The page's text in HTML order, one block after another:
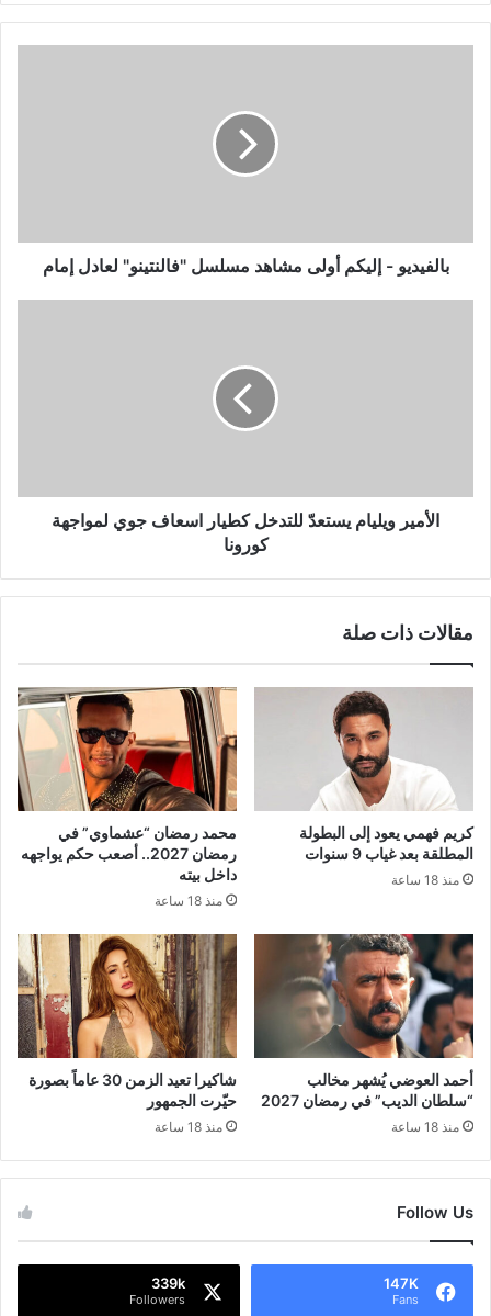
إمام
بالفيديو - إليكم أولى مشاهد مسلسل "فالنتينو" لعادل إمام
كورونا
الأمير ويليام يستعدّ للتدخل كطيار اسعاف جوي لمواجهة
كورونا
مقالات ذات صلة
كريم فهمي يعود إلى البطولة
المطلقة بعد غياب 9 سنوات
منذ 18 ساعة
محمد رمضان “عشماوي” في
رمضان 2027.. أصعب حكم يواجهه
داخل بيته
منذ 18 ساعة
أحمد العوضي يُشهر مخالب
“سلطان الديب” في رمضان 2027
منذ 18 ساعة
شاكيرا تعيد الزمن 30 عاماً بصورة
حيّرت الجمهور
منذ 18 ساعة
Follow Us
147K
Fans
339k
Followers